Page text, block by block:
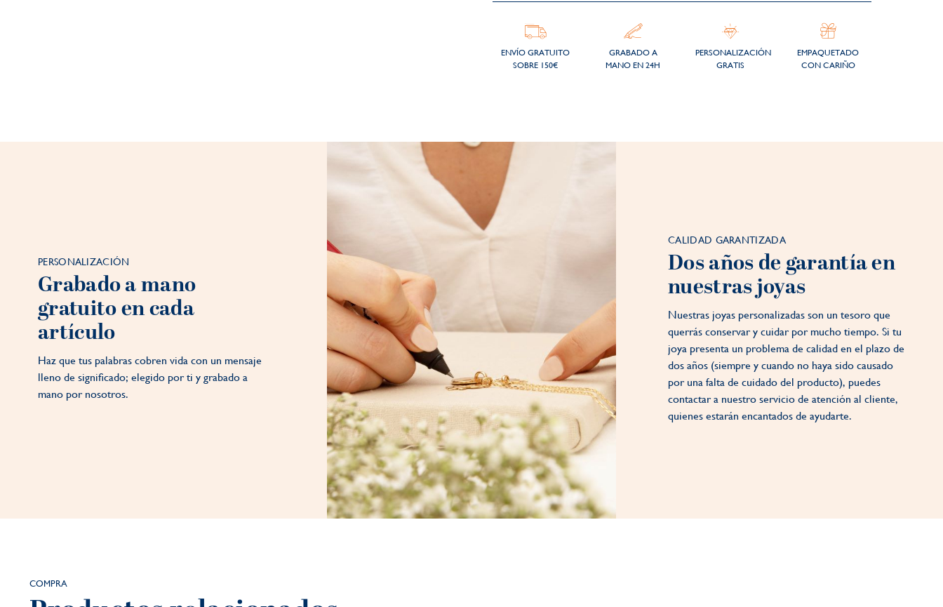
ENVÍO GRATUITO
SOBRE 150€
GRABADO A
MANO EN 24H
PERSONALIZACIÓN
GRATIS
EMPAQUETADO
CON CARIÑO
PERSONALIZACIÓN
Grabado a mano
gratuito en cada
artículo
Haz que tus palabras cobren vida con un mensaje
lleno de significado; elegido por ti y grabado a
mano por nosotros.
CALIDAD GARANTIZADA
Dos años de garantía en
nuestras joyas
Nuestras joyas personalizadas son un tesoro que
querrás conservar y cuidar por mucho tiempo. Si tu
joya presenta un problema de calidad en el plazo de
dos años (siempre y cuando no haya sido causado
por una falta de cuidado del producto), puedes
contactar a nuestro servicio de atención al cliente,
quienes estarán encantados de ayudarte.
COMPRA